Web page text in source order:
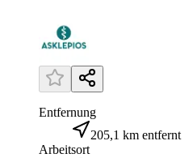
Entfernung
205,1 km entfernt
Arbeitsort